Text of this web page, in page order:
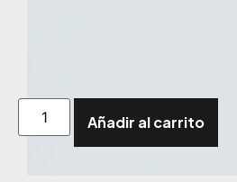
Añadir al carrito